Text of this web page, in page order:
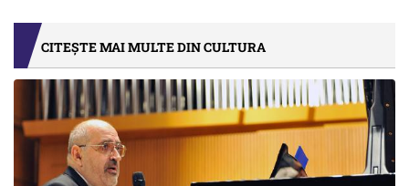
CITEȘTE MAI MULTE DIN CULTURA